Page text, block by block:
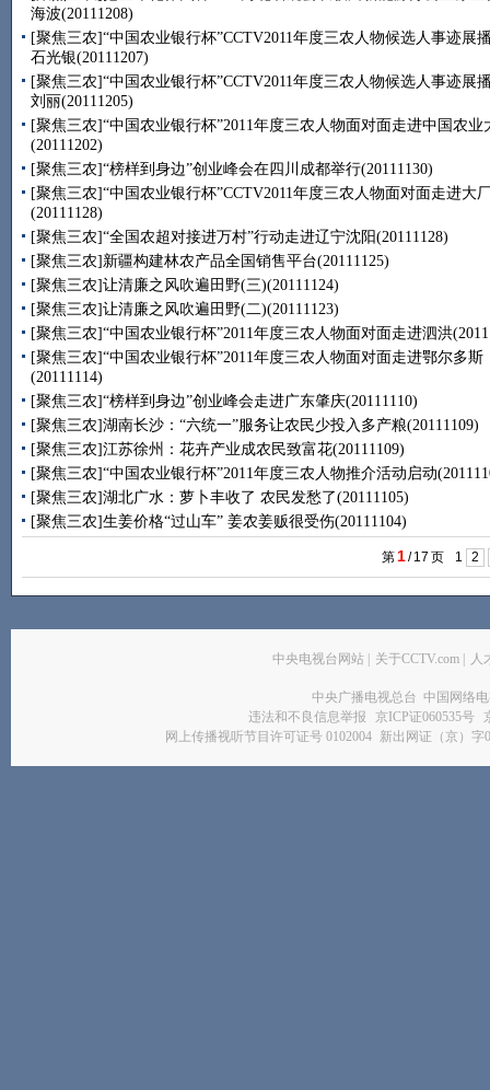
海波(20111208)
[聚焦三农]“中国农业银行杯”CCTV2011年度三农人物候选人事迹
石光银(20111207)
[聚焦三农]“中国农业银行杯”CCTV2011年度三农人物候选人事迹
刘丽(20111205)
[聚焦三农]“中国农业银行杯”2011年度三农人物面对面走进中国农业
(20111202)
[聚焦三农]“榜样到身边”创业峰会在四川成都举行(20111130)
[聚焦三农]“中国农业银行杯”CCTV2011年度三农人物面对面走进大
(20111128)
[聚焦三农]“全国农超对接进万村”行动走进辽宁沈阳(20111128)
[聚焦三农]新疆构建林农产品全国销售平台(20111125)
[聚焦三农]让清廉之风吹遍田野(三)(20111124)
[聚焦三农]让清廉之风吹遍田野(二)(20111123)
[聚焦三农]“中国农业银行杯”2011年度三农人物面对面走进泗洪
[聚焦三农]“中国农业银行杯”2011年度三农人物面对面走进鄂尔多斯
(20111114)
[聚焦三农]“榜样到身边”创业峰会走进广东肇庆(20111110)
[聚焦三农]湖南长沙：“六统一”服务让农民少投入多产粮(20111109)
[聚焦三农]江苏徐州：花卉产业成农民致富花(20111109)
[聚焦三农]“中国农业银行杯”2011年度三农人物推介活动启动
[聚焦三农]湖北广水：萝卜丰收了 农民发愁了(20111105)
[聚焦三农]生姜价格“过山车” 姜农姜贩很受伤(20111104)
第 1/ 17 页 1 2
中央电视台网站 关于CCTV.com 人
中央广播电视总台 中国网络
违法和不良信息举报
京ICP证060535号
网上传播视听节目许可证号 0102004 新出网证（京）